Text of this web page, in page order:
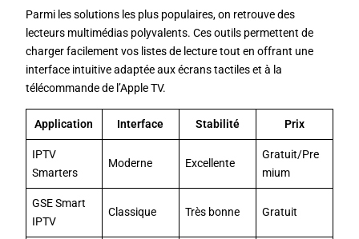
Parmi les solutions les plus populaires, on retrouve des
lecteurs multimédias polyvalents. Ces outils permettent de
charger facilement vos listes de lecture tout en offrant une
interface intuitive adaptée aux écrans tactiles et à la
télécommande de l’Apple TV.
Application Interface Stabilité Prix
IPTV
Smarters
Moderne Excellente
Gratuit/Pre
mium
GSE Smart
IPTV
Classique Très bonne Gratuit